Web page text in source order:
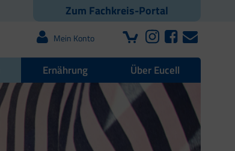
Zum Fachkreis-Portal
Mein Konto
Ernährung Über Eucell